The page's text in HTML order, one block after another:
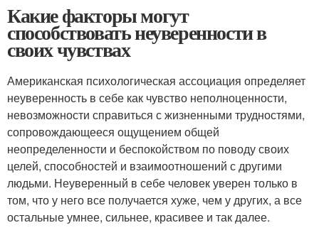
Какие факторы могут
способствовать неуверенности в
своих чувствах
Американская психологическая ассоциация определяет
неуверенность в себе как чувство неполноценности,
невозможности справиться с жизненными трудностями,
сопровождающееся ощущением общей
неопределенности и беспокойством по поводу своих
целей, способностей и взаимоотношений с другими
людьми. Неуверенный в себе человек уверен только в
том, что у него все получается хуже, чем у других, а все
остальные умнее, сильнее, красивее и так далее.